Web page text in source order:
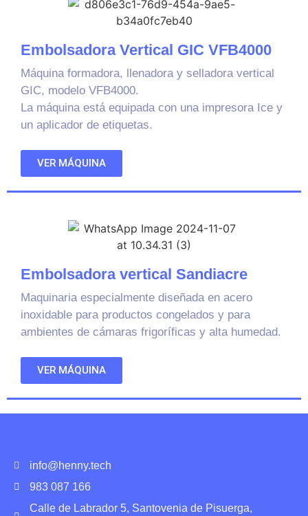
Embolsadora Vertical GIC VFB4000
Máquina formadora, llenadora y selladora vertical
GIC, modelo VFB4000.
La máquina está equipada con una impresora Ice y
un aplicador de etiquetas.
VER MÁQUINA
Embolsadora vertical Sandiacre
Maquinaria especialmente diseñada en acero
inoxidable para productos congelados y para
ambientes de cámaras frigoríficas y alta humedad.
VER MÁQUINA
info@henny.tech
983 087 166
Calle de Labrador 5, Santovenia de Pisuerga,